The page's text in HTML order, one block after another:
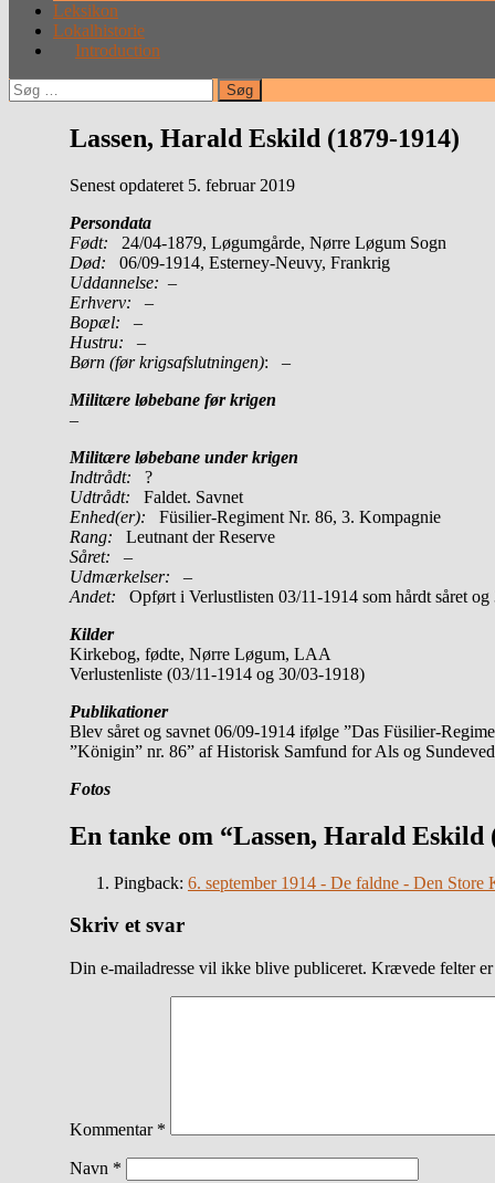
Leksikon
Lokalhistorie
Introduction
Søg
efter:
Lassen, Harald Eskild (1879-1914)
Senest opdateret 5. februar 2019
Persondata
Født: 24/04-1879, Løgumgårde, Nørre Løgum Sogn
Død: 06/09-1914, Esterney-Neuvy, Frankrig
Uddannelse: –
Erhverv: –
Bopæl: –
Hustru: –
Børn (før krigsafslutningen): –
Militære løbebane før krigen
–
Militære løbebane under krigen
Indtrådt: ?
Udtrådt: Faldet. Savnet
Enhed(er):
Füsilier-Regiment Nr. 86, 3. Kompagnie
Rang:
Leutnant der Reserve
Såret: –
Udmærkelser: –
Andet: Opført i Verlustlisten 03/11-1914 som hårdt såret
Kilder
Kirkebog, fødte, Nørre Løgum, LAA
Verlustenliste (03/11-1914 og 30/03-1918)
Publikationer
Blev såret og savnet 06/09-1914 ifølge ”Das Füsilier-
”Königin” nr. 86” af Historisk Samfund for Als og
Fotos
En tanke om “Lassen, Harald Eskild
Pingback: 6. september 1914 - De faldne - Den Store
Skriv et svar
Din e-mailadresse vil ikke blive publiceret. Krævede felter er
Kommentar *
Navn *